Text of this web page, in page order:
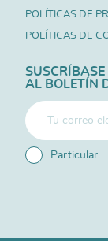
POLÍTICAS DE
POLÍTICAS DE
SUSCRÍBASE
AL BOLETÍN
Particular